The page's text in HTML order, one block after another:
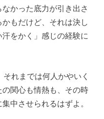
かった底力が引き出さ
もだけど、それは決し
をかく」感じの経験に
れまでは何人かやいく
関心も情熱も、その時
中させられるはずよ。